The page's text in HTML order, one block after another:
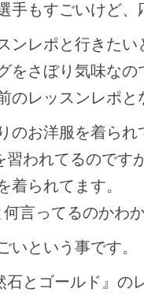
手もすごいけど
ンレポと行きたい
をさぼり気味なの
のレッスンレポ
のお洋服を着ら
習われてるのです
着られてます。
何言ってるのかわ
いという事です。
石とゴールド』